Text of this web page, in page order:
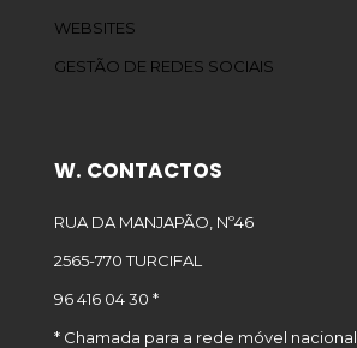
WEBSITES
GESTÃO DE REDES SOCIAIS
W. CONTACTOS
RUA DA MANJAPÃO, Nº46
2565-770 TURCIFAL
96 416 04 30 *
* Chamada para a rede móvel nacional